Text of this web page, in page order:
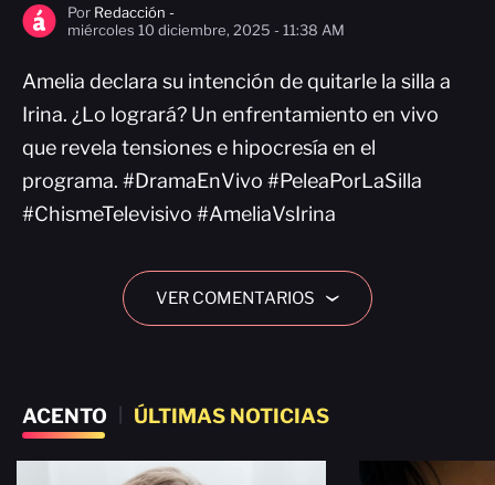
Por Redacción -
miércoles 10 diciembre, 2025 - 11:38 AM
Amelia declara su intención de quitarle la silla a
Irina. ¿Lo logrará? Un enfrentamiento en vivo
que revela tensiones e hipocresía en el
programa. #DramaEnVivo #PeleaPorLaSilla
#ChismeTelevisivo #AmeliaVsIrina
VER COMENTARIOS ›
ACENTO ÚLTIMAS NOTICIAS